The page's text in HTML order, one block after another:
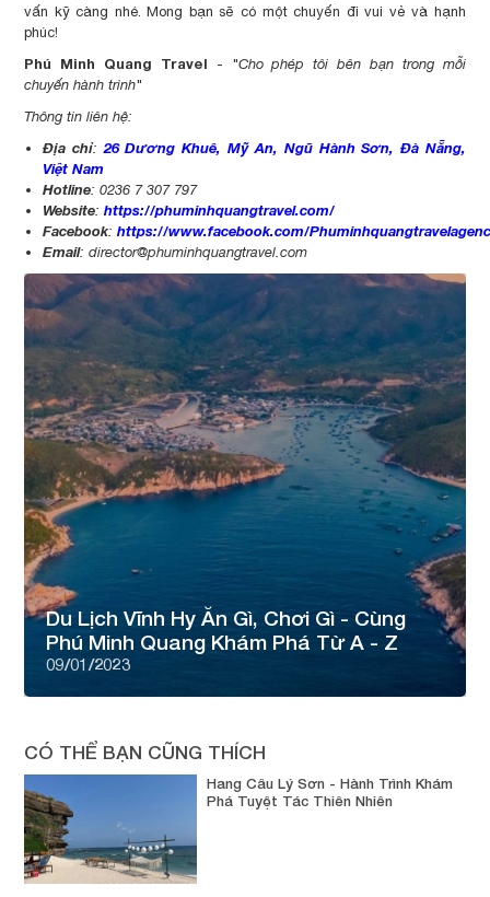
vấn kỹ càng nhé. Mong bạn sẽ có một chuyến đi vui vẻ và hạnh
phúc!
Phú Minh Quang Travel - "Cho phép tôi bên bạn trong mỗi
chuyến hành trình"
Thông tin liên hệ:
Địa chỉ:26 Dương Khuê, Mỹ An, Ngũ Hành Sơn, Đà Nẵng,
Việt Nam
Hotline: 0236 7 307 797
Website: https://phuminhquangtravel.com/
Facebook: https://www.facebook.com/
Email: director@phuminhquangtravel.com
Du Lịch Vĩnh Hy Ăn Gì, Chơi Gì - Cùng
Phú Minh Quang Khám Phá Từ A - Z
09/01/2023
CÓ THỂ BẠN CŨNG THÍCH
Hang Câu Lý Sơn - Hành Trình Khám
Phá Tuyệt Tác Thiên Nhiên